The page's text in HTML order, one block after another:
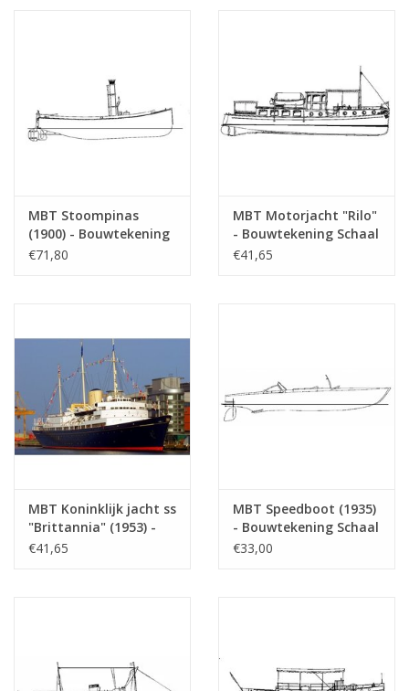
MBT Stoompinas
(1900) - Bouwtekening
Schaal 1 : 10
€71,80
MBT Motorjacht "Rilo"
- Bouwtekening Schaal
1 : 20 (10.16.004)
€41,65
MBT Koninklijk jacht ss
"Brittannia" (1953) -
Bouwtekening Schaal 1
€41,65
MBT Speedboot (1935)
- Bouwtekening Schaal
1 : 20 (10.16.021)
€33,00